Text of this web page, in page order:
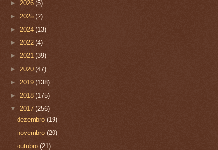
► 2026 (5)
► 2025 (2)
► 2024 (13)
► 2022 (4)
► 2021 (39)
► 2020 (47)
► 2019 (138)
► 2018 (175)
▼ 2017 (256)
dezembro(19)
novembro(20)
outubro(21)